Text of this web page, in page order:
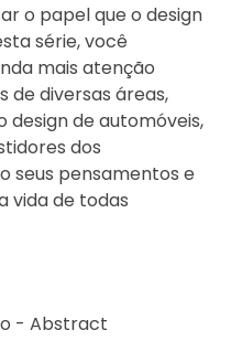
o papel que o design
série, você
mais atenção
de diversas áreas,
design de automóveis,
dos
seus pensamentos e
vida de todas